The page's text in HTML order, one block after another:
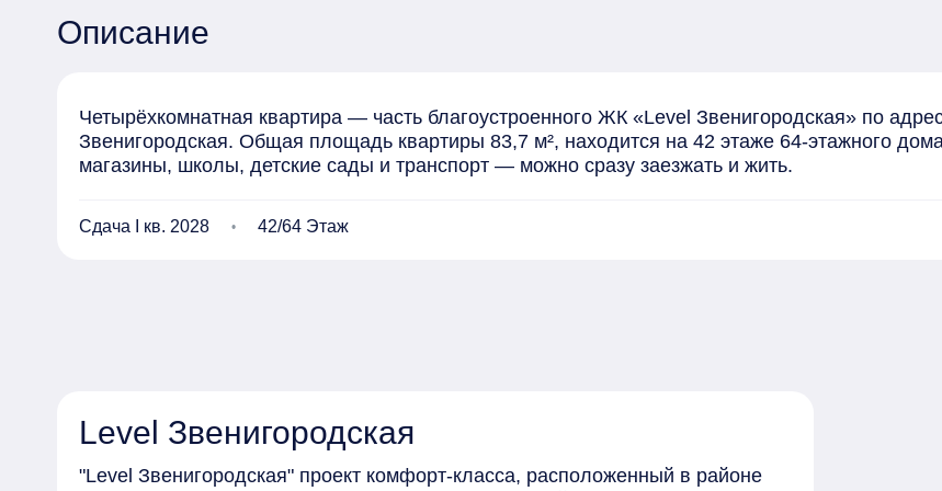
Описание
Четырёхкомнатная квартира — часть благоустроенного ЖК «Level Звенигородская» по
Звенигородская. Общая площадь квартиры 83,7 м², находится на 42 этаже 64-этажного
магазины, школы, детские сады и транспорт — можно сразу заезжать и жить.
Сдача I кв. 2028 42/64 Этаж
Level Звенигородская
"Level Звенигородская" проект комфорт-класса, расположенный в районе